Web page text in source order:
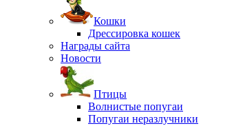
Кошки
Дрессировка кошек
Награды сайта
Новости
Птицы
Волнистые попугаи
Попугаи неразлучники